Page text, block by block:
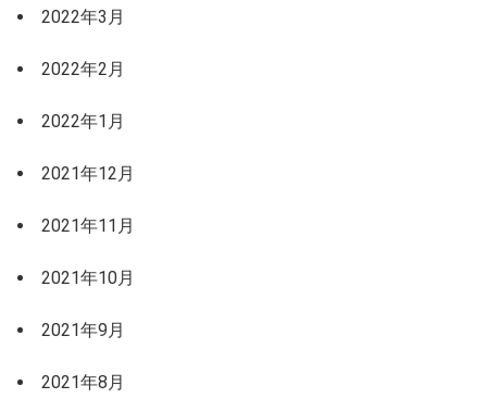
2022年3月
2022年2月
2022年1月
2021年12月
2021年11月
2021年10月
2021年9月
2021年8月